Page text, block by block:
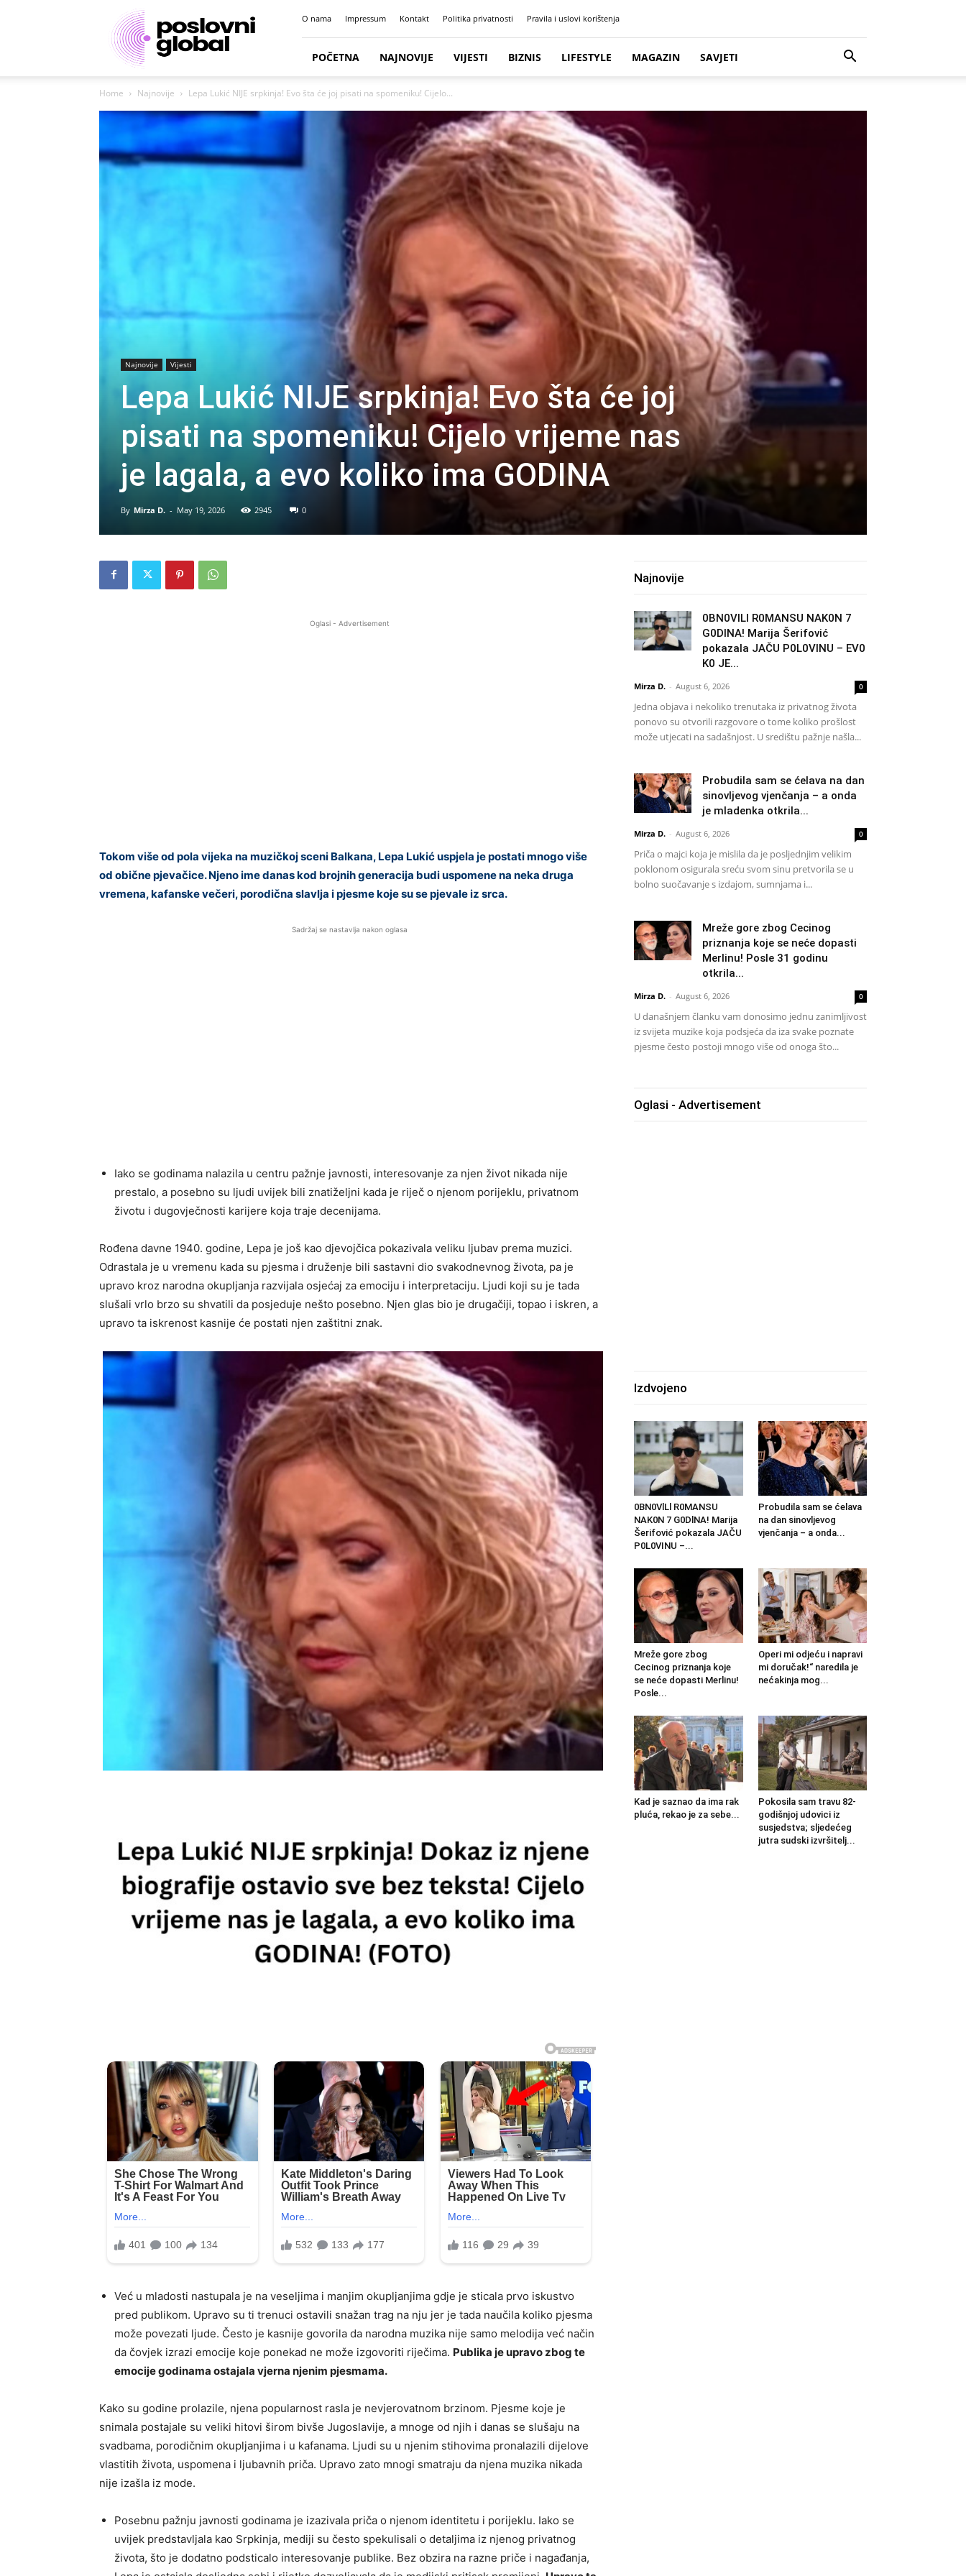
Poslovni
portal
O nama Impressum Kontakt Politika privatnosti Pravila i uslovi korištenja
POČETNA NAJNOVIJE VIJESTI BIZNIS LIFESTYLE MAGAZIN SAVJETI
Home Najnovije Lepa Lukić NIJE srpkinja! Evo šta će joj pisati na spomeniku! Cijelo...
Najnovije Vijesti
Lepa Lukić NIJE srpkinja! Evo šta će joj
pisati na spomeniku! Cijelo vrijeme nas
je lagala, a evo koliko ima GODINA
By Mirza D. - May 19, 2026 2945 0
Oglasi - Advertisement
Tokom više od pola vijeka na muzičkoj sceni Balkana, Lepa Lukić uspjela je postati mnogo više
od obične pjevačice. Njeno ime danas kod brojnih generacija budi uspomene na neka druga
vremena, kafanske večeri, porodična slavlja i pjesme koje su se pjevale iz srca.
Sadržaj se nastavlja nakon oglasa
Iako se godinama nalazila u centru pažnje javnosti, interesovanje za njen život nikada nije
prestalo, a posebno su ljudi uvijek bili znatiželjni kada je riječ o njenom porijeklu, privatnom
životu i dugovječnosti karijere koja traje decenijama.
Rođena davne 1940. godine, Lepa je još kao djevojčica pokazivala veliku ljubav prema muzici.
Odrastala je u vremenu kada su pjesma i druženje bili sastavni dio svakodnevnog života, pa je
upravo kroz narodna okupljanja razvijala osjećaj za emociju i interpretaciju. Ljudi koji su je tada
slušali vrlo brzo su shvatili da posjeduje nešto posebno. Njen glas bio je drugačiji, topao i iskren, a
upravo ta iskrenost kasnije će postati njen zaštitni znak.
Već u mladosti nastupala je na veseljima i manjim okupljanjima gdje je sticala prvo iskustvo
pred publikom. Upravo su ti trenuci ostavili snažan trag na nju jer je tada naučila koliko pjesma
može povezati ljude. Često je kasnije govorila da narodna muzika nije samo melodija već način
da čovjek izrazi emocije koje ponekad ne može izgovoriti riječima. Publika je upravo zbog te
emocije godinama ostajala vjerna njenim pjesmama.
Kako su godine prolazile, njena popularnost rasla je nevjerovatnom brzinom. Pjesme koje je
snimala postajale su veliki hitovi širom bivše Jugoslavije, a mnoge od njih i danas se slušaju na
svadbama, porodičnim okupljanjima i u kafanama. Ljudi su u njenim stihovima pronalazili dijelove
vlastitih života, uspomena i ljubavnih priča. Upravo zato mnogi smatraju da njena muzika nikada
nije izašla iz mode.
Posebnu pažnju javnosti godinama je izazivala priča o njenom identitetu i porijeklu. Iako se
uvijek predstavljala kao Srpkinja, mediji su često spekulisali o detaljima iz njenog privatnog
života, što je dodatno podsticalo interesovanje publike. Bez obzira na razne priče i nagađanja,
Najnovije
0BN0VlLl R0MANSU NAK0N 7
G0DlNA! Marija Šerifović
pokazala JAČU P0L0VINU – EV0
K0 JE...
Mirza D. - August 6, 2026 0
Jedna objava i nekoliko trenutaka iz privatnog života
ponovo su otvorili razgovore o tome koliko prošlost
može utjecati na sadašnjost. U središtu pažnje našla...
Probudila sam se ćelava na dan
sinovljevog vjenčanja – a onda
je mladenka otkrila...
Mirza D. - August 6, 2026 0
Priča o majci koja je mislila da je posljednjim velikim
poklonom osigurala sreću svom sinu pretvorila se u
bolno suočavanje s izdajom, sumnjama i...
Mreže gore zbog Cecinog
priznanja koje se neće dopasti
Merlinu! Posle 31 godinu
otkrila...
Mirza D. - August 6, 2026 0
U današnjem članku vam donosimo jednu zanimljivost
iz svijeta muzike koja podsjeća da iza svake poznate
pjesme često postoji mnogo više od onoga što...
Oglasi - Advertisement
Izdvojeno
0BN0VlLl R0MANSU
NAK0N 7 G0DlNA! Marija
Šerifović pokazala JAČU
P0L0VINU –...
Probudila sam se ćelava
na dan sinovljevog
vjenčanja – a onda...
Mreže gore zbog
Cecinog priznanja koje
se neće dopasti Merlinu!
Posle...
Operi mi odjeću i napravi
mi doručak!“ naredila je
nećakinja mog...
Kad je saznao da ima rak
pluća, rekao je za sebe...
Pokosila sam travu 82-
godišnjoj udovici iz
susjedstva; sljedećeg
jutra sudski izvršitelj...